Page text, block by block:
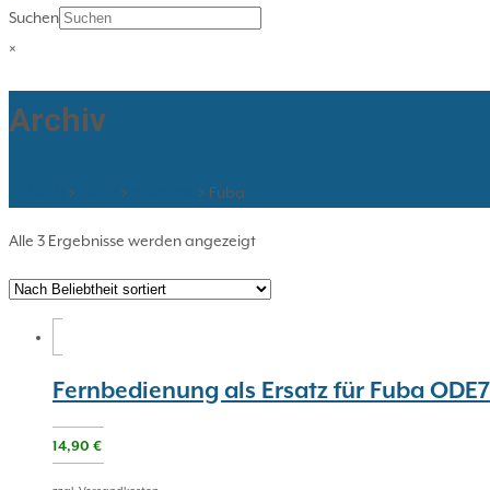
Suchen
×
Archiv
> > > Fuba
Alle 3 Ergebnisse werden angezeigtNach
sortiert
Fernbedienung als Ersatz für Fuba
14,90 €